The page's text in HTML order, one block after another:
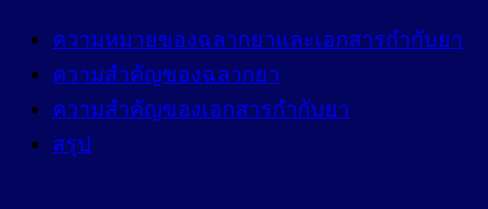
ความหมายของฉลากยาและเอกสารกำกับยา
ความสำคัญของฉลากยา
ความสำคัญของเอกสารกำกับยา
สรุป